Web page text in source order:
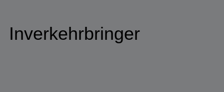
Inverkehrbringer